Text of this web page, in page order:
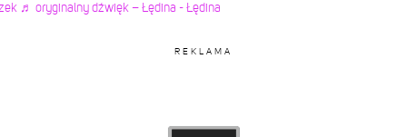
♬ oryginalny dźwięk – Łędina - Łędina
REKLAMA